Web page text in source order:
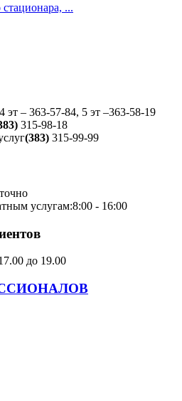
...
4 эт – 363-57-84, 5 эт –363-58-19
315-98-18
(383) 315-99-99
услугам:8:00 - 16:00
до 19.00